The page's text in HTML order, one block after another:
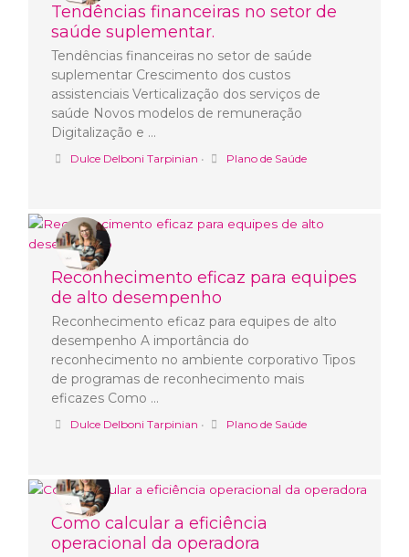
Tendências financeiras no setor de
saúde suplementar.
Tendências financeiras no setor de saúde
suplementar Crescimento dos custos
assistenciais Verticalização dos serviços de
saúde Novos modelos de remuneração
Digitalização e …
Dulce Delboni Tarpinian • Plano de Saúde
Reconhecimento eficaz para equipes
de alto desempenho
Reconhecimento eficaz para equipes de alto
desempenho A importância do
reconhecimento no ambiente corporativo Tipos
de programas de reconhecimento mais
eficazes Como …
Dulce Delboni Tarpinian • Plano de Saúde
Como calcular a eficiência
operacional da operadora